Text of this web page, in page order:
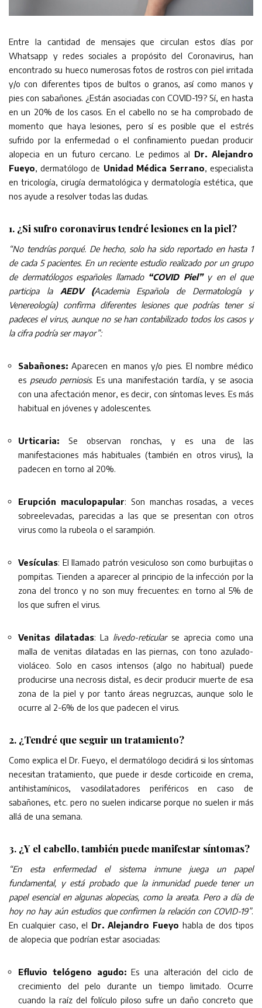
Entre la cantidad de mensajes que circulan estos días por
Whatsapp y redes sociales a propósito del Coronavirus, han
encontrado su hueco numerosas fotos de rostros con piel irritada
y/o con diferentes tipos de bultos o granos, así como manos y
pies con sabañones. ¿Están asociadas con COVID-19? Sí, en hasta
en un 20% de los casos. En el cabello no se ha comprobado de
momento que haya lesiones, pero sí es posible que el estrés
sufrido por la enfermedad o el confinamiento puedan producir
alopecia en un futuro cercano. Le pedimos al Dr. Alejandro
Fueyo, dermatólogo de Unidad Médica Serrano, especialista
en tricología, cirugía dermatológica y dermatología estética, que
nos ayude a resolver todas las dudas.
1. ¿Si sufro coronavirus tendré lesiones en la piel?
“No tendrías porqué. De hecho, solo ha sido reportado en hasta 1
de cada 5 pacientes. En un reciente estudio realizado por un grupo
de dermatólogos españoles llamado “COVID Piel”y en el que
participa laAEDV (Academia Española de Dermatología y
Venereología) confirma diferentes lesiones que podrías tener si
padeces el virus, aunque no se han contabilizado todos los casos y
la cifra podría ser mayor”:
Sabañones: Aparecen en manos y/o pies. El nombre médico
es pseudo perniosis. Es una manifestación tardía, y se asocia
con una afectación menor, es decir, con síntomas leves. Es más
habitual en jóvenes y adolescentes.
Urticaria: Se observan ronchas, y es una de las
manifestaciones más habituales (también en otros virus), la
padecen en torno al 20%.
Erupción maculopapular: Son manchas rosadas, a veces
sobreelevadas, parecidas a las que se presentan con otros
virus como la rubeola o el sarampión.
Vesículas: El llamado patrón vesiculoso son como burbujitas o
pompitas. Tienden a aparecer al principio de la infección por la
zona del tronco y no son muy frecuentes: en torno al 5% de
los que sufren el virus.
Venitas dilatadas: La livedo-reticularse aprecia como una
malla de venitas dilatadas en las piernas, con tono azulado-
violáceo. Solo en casos intensos (algo no habitual) puede
producirse una necrosis distal, es decir producir muerte de esa
zona de la piel y por tanto áreas negruzcas, aunque solo le
ocurre al 2-6% de los que padecen el virus.
2. ¿Tendré que seguir un tratamiento?
Como explica el Dr. Fueyo, el dermatólogo decidirá si los síntomas
necesitan tratamiento, que puede ir desde corticoide en crema,
antihistamínicos, vasodilatadores periféricos en caso de
sabañones, etc. pero no suelen indicarse porque no suelen ir más
allá de una semana.
3. ¿Y el cabello, también puede manifestar síntomas?
“En esta enfermedad el sistema inmune juega un papel
fundamental, y está probado que la inmunidad puede tener un
papel esencial en algunas alopecias, como la areata. Pero a día de
hoy no hay aún estudios que confirmen la relación con COVID-19”.
En cualquier caso, el Dr. Alejandro Fueyo habla de dos tipos
de alopecia que podrían estar asociadas:
Efluvio telógeno agudo:Es una alteración del ciclo de
crecimiento del pelo durante un tiempo limitado. Ocurre
cuando la raíz del folículo piloso sufre un daño concreto que